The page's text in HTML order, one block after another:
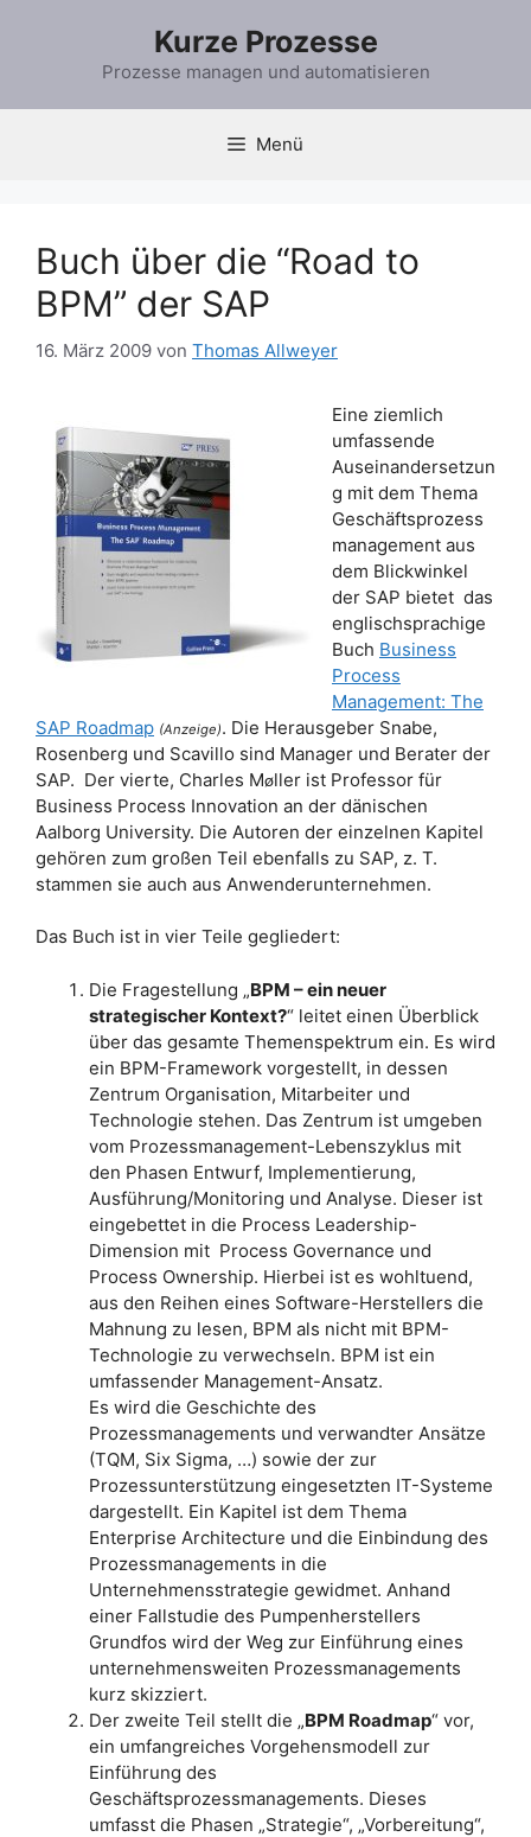
Kurze Prozesse
Prozesse managen und automatisieren
Menü
Buch über die “Road to
BPM” der SAP
16. März 2009 von Thomas Allweyer
Eine ziemlich
umfassende
Auseinandersetzun
g mit dem Thema
Geschäftsprozess
management aus
dem Blickwinkel
der SAP bietet das
englischsprachige
Buch Business
Process
Management: The
SAP Roadmap (Anzeige). Die Herausgeber Snabe,
Rosenberg und Scavillo sind Manager und Berater der
SAP. Der vierte, Charles Møller ist Professor für
Business Process Innovation an der dänischen
Aalborg University. Die Autoren der einzelnen Kapitel
gehören zum großen Teil ebenfalls zu SAP, z. T.
stammen sie auch aus Anwenderunternehmen.
Das Buch ist in vier Teile gegliedert:
Die Fragestellung „BPM – ein neuer
strategischer Kontext?“ leitet einen Überblick
über das gesamte Themenspektrum ein. Es wird
ein BPM-Framework vorgestellt, in dessen
Zentrum Organisation, Mitarbeiter und
Technologie stehen. Das Zentrum ist umgeben
vom Prozessmanagement-Lebenszyklus mit
den Phasen Entwurf, Implementierung,
Ausführung/Monitoring und Analyse. Dieser ist
eingebettet in die Process Leadership-
Dimension mit Process Governance und
Process Ownership. Hierbei ist es wohltuend,
aus den Reihen eines Software-Herstellers die
Mahnung zu lesen, BPM als nicht mit BPM-
Technologie zu verwechseln. BPM ist ein
umfassender Management-Ansatz.
Es wird die Geschichte des
Prozessmanagements und verwandter Ansätze
(TQM, Six Sigma, …) sowie der zur
Prozessunterstützung eingesetzten IT-Systeme
dargestellt. Ein Kapitel ist dem Thema
Enterprise Architecture und die Einbindung des
Prozessmanagements in die
Unternehmensstrategie gewidmet. Anhand
einer Fallstudie des Pumpenherstellers
Grundfos wird der Weg zur Einführung eines
unternehmensweiten Prozessmanagements
kurz skizziert.
Der zweite Teil stellt die „BPM Roadmap“ vor,
ein umfangreiches Vorgehensmodell zur
Einführung des
Geschäftsprozessmanagements. Dieses
umfasst die Phasen „Strategie“, „Vorbereitung“,